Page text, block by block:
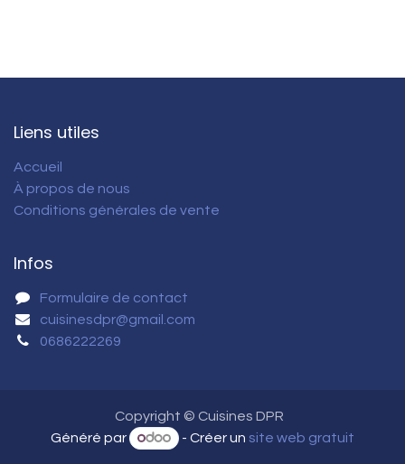
Liens utiles
Accueil
À propos de nous
Conditions générales de vente
Infos
Formulaire de contact
cuisinesdpr@gmail.com
0686222269
Copyright © Cuisines DPR
Généré par
- Créer un site web gratuit